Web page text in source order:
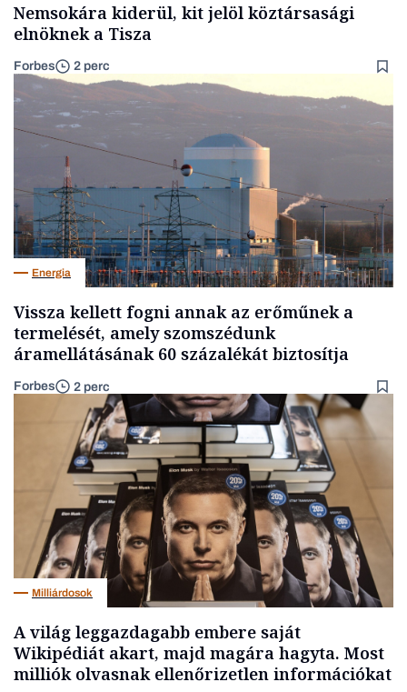
Nemsokára kiderül, kit jelöl köztársasági
elnöknek a Tisza
Forbes 2 perc
Energia
Vissza kellett fogni annak az erőműnek a
termelését, amely szomszédunk
áramellátásának 60 százalékát biztosítja
Forbes 2 perc
Milliárdosok
A világ leggazdagabb embere saját
Wikipédiát akart, majd magára hagyta. Most
milliók olvasnak ellenőrizetlen információkat